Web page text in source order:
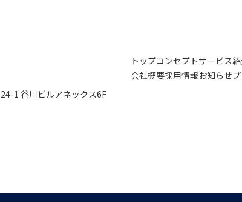
1 谷川ビルアネックス6F
トップコンセプトサービス
会社概要採用情報お知らせ